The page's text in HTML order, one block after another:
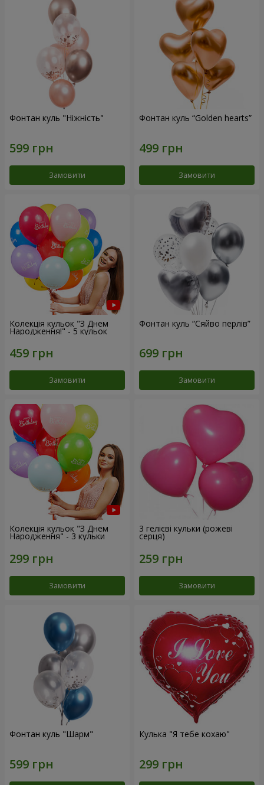
Фонтан куль "Ніжність"
Замовити
Фонтан куль “Golden hearts”
Замовити
Колекція кульок "З Днем
Народження!" - 5 кульок
Замовити
Фонтан куль “Сяйво перлів”
Замовити
Колекція кульок "З Днем
Народження" - 3 кульки
Замовити
3 гелієві кульки (рожеві
серця)
Замовити
Фонтан куль "Шарм" Кулька "Я тебе кохаю"